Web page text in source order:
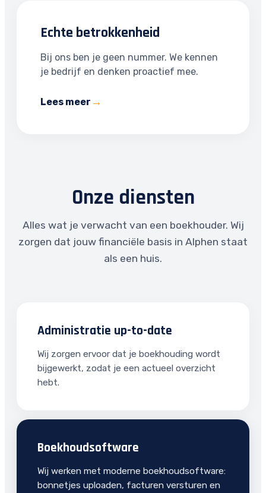
Echte betrokkenheid
Bij ons ben je geen nummer. We kennen
je bedrijf en denken proactief mee.
Lees meer
Onze diensten
Alles wat je verwacht van een boekhouder. Wij
zorgen dat jouw financiële basis in Alphen staat
als een huis.
Administratie up-to-date
Wij zorgen ervoor dat je boekhouding wordt
bijgewerkt, zodat je een actueel overzicht
hebt.
Boekhoudsoftware
Wij werken met moderne boekhoudsoftware:
bonnetjes uploaden, facturen versturen en